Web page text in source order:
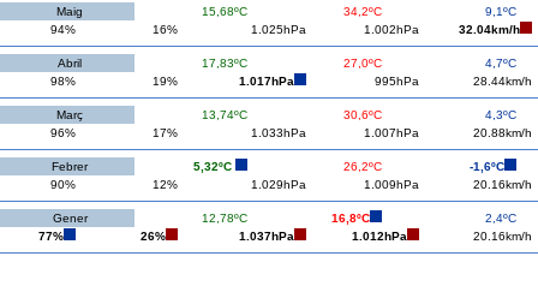
Maig 15,68ºC 34,2ºC
9,1ºC
94%
16% 1.025hPa 1.002hPa 32.04km/h
Abril 17,83ºC 27,0ºC
4,7ºC
98%
19% 1.017hPa 995hPa 28.44km/h
Març 13,74ºC 30,6ºC
4,3ºC
96%
17% 1.033hPa 1.007hPa 20.88km/h
Febrer 5,32ºC 26,2ºC
-1,6ºC
90%
12% 1.029hPa 1.009hPa 20.16km/h
Gener 12,78ºC 16,8ºC
2,4ºC
77%
26% 1.037hPa 1.012hPa 20.16km/h